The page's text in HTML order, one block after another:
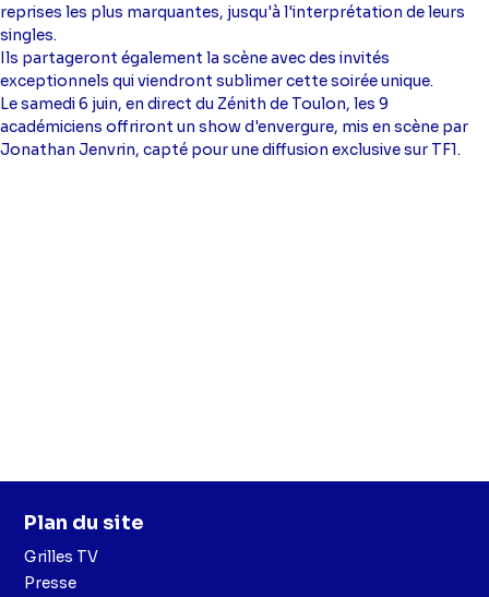
reprises les plus marquantes, jusqu'à l'interprétation de leurs
singles.
Ils partageront également la scène avec des invités
exceptionnels qui viendront sublimer cette soirée unique.
Le samedi 6 juin, en direct du Zénith de Toulon, les 9
académiciens offriront un show d'envergure, mis en scène par
Jonathan Jenvrin, capté pour une diffusion exclusive sur TF1.
Plan du site
Grilles TV
Presse